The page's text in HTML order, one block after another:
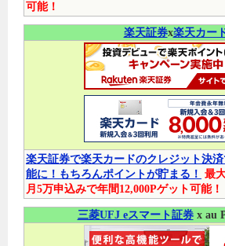
可能！
楽天証券x楽天カー
楽天証券で楽天カードのクレジット決
能に！もちろんポイントが貯まる！ 最
月5万申込みで年間12,000Pゲット可能！
三菱UFJ eスマート証券x au